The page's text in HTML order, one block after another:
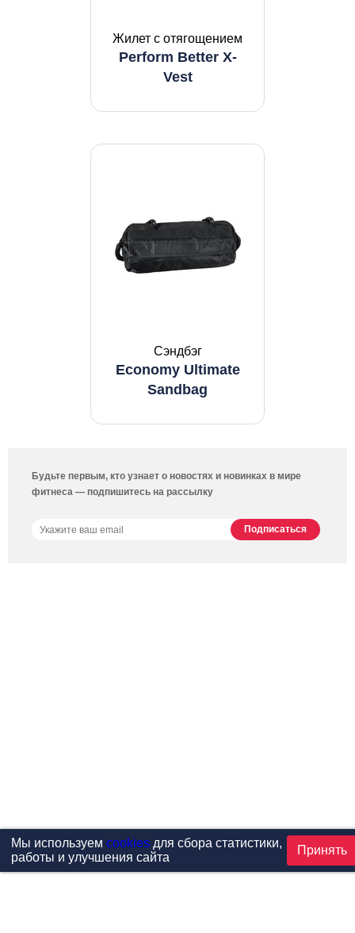
Жилет с отягощением
Perform Better X-
Vest
Cэндбэг
Economy Ultimate
Sandbag
Будьте первым, кто узнает о новостях и новинках в мире
фитнеса — подпишитесь на рассылку
Мы используем cookiesдля сбора статистики,
работы и улучшения сайта
Принять